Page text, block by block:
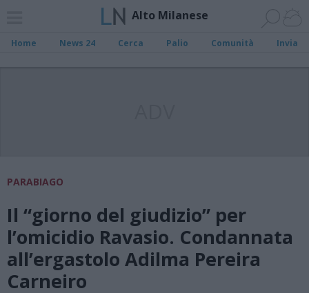
Alto Milanese
Home News 24 Cerca Palio Comunità Invia
PARABIAGO
Il “giorno del giudizio” per
l’omicidio Ravasio. Condannata
all’ergastolo Adilma Pereira
Carneiro